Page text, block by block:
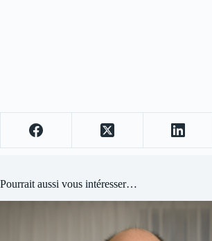
Pourrait aussi vous intéresser…